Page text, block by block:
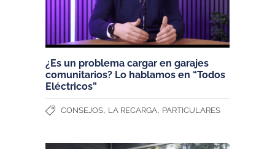
¿Es un problema cargar en garajes
comunitarios? Lo hablamos en “Todos
Eléctricos”
CONSEJOS, LA RECARGA, PARTICULARES